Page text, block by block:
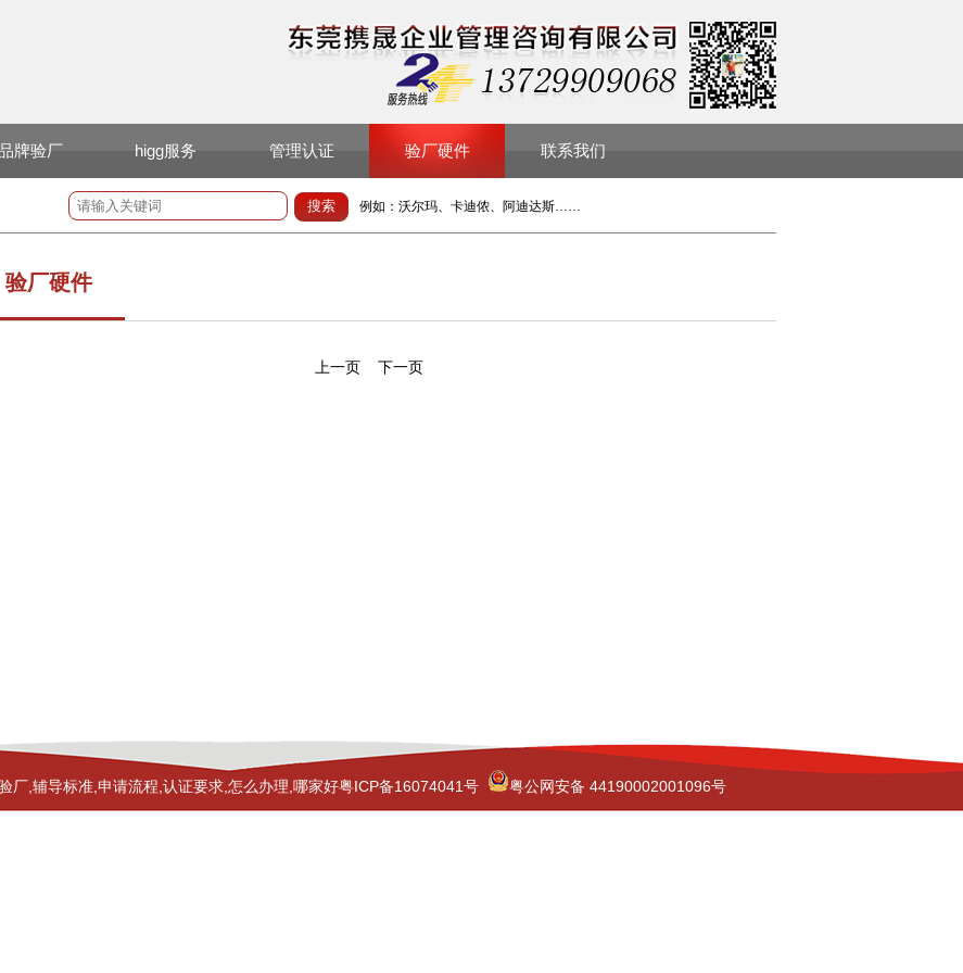
品牌验厂 higg服务 管理认证 验厂硬件 联系我们
例如：沃尔玛、卡迪侬、阿迪达斯……
验厂硬件
上一页 下一页
厂,辅导标准,申请流程,认证要求,怎么办理,哪家好粤ICP备16074041号 粤公网安备 44190002001096号